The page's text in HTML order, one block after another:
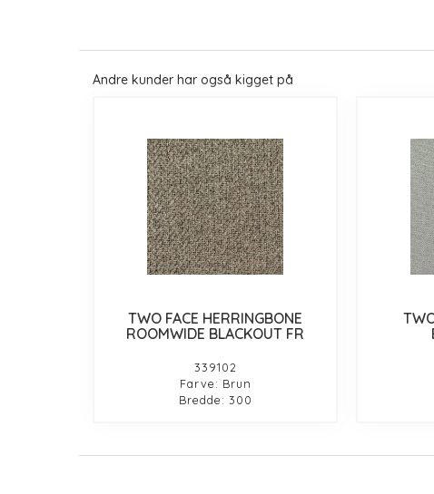
Andre kunder har også kigget på
TWO FACE HERRINGBONE
ROOMWIDE BLACKOUT FR
339102
Farve: Brun
Bredde: 300